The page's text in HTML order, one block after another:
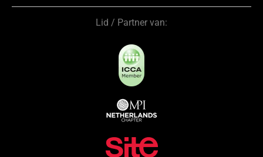
Lid / Partner van: